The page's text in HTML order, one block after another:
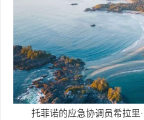
托菲诺的应急协调员希拉里